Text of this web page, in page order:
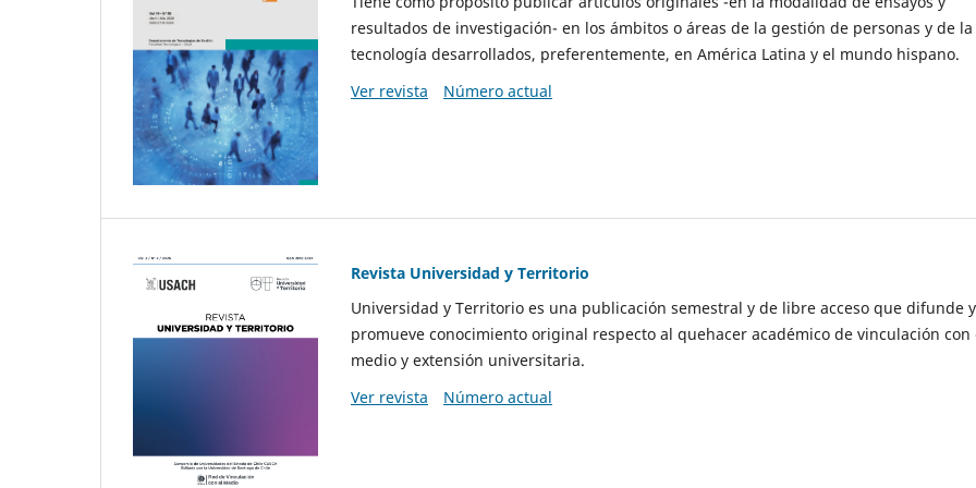
resultados de investigación- en los ámbitos o áreas de la gestión de personas y de la
tecnología desarrollados, preferentemente, en América Latina y el mundo hispano.
Ver revista
Número actual
Revista Universidad y Territorio
Universidad y Territorio es una publicación semestral y de libre acceso que difunde y
promueve conocimiento original respecto al quehacer académico de vinculación con
medio y extensión universitaria.
Ver revista
Número actual